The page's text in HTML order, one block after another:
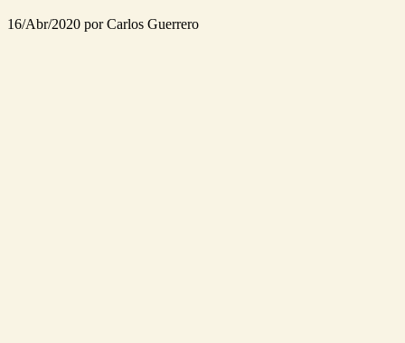
16/Abr/2020 por Carlos Guerrero